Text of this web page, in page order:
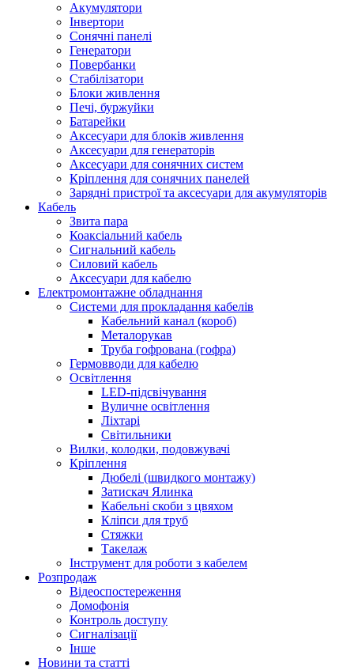
Акумулятори
Інвертори
Сонячні панелі
Генератори
Повербанки
Стабілізатори
Блоки живлення
Печі, буржуйки
Батарейки
Аксесуари для блоків живлення
Аксесуари для генераторів
Аксесуари для сонячних систем
Кріплення для сонячних панелей
Зарядні пристрої та аксесуари для акумуляторів
Кабель
Звита пара
Коаксіальний кабель
Сигнальний кабель
Силовий кабель
Аксесуари для кабелю
Електромонтажне обладнання
Системи для прокладання кабелів
Кабельний канал (короб)
Металорукав
Труба гофрована (гофра)
Гермовводи для кабелю
Освітлення
LED-підсвічування
Вуличне освітлення
Ліхтарі
Світильники
Вилки, колодки, подовжувачі
Кріплення
Дюбелі (швидкого монтажу)
Затискач Ялинка
Кабельні скоби з цвяхом
Кліпси для труб
Стяжки
Такелаж
Інструмент для роботи з кабелем
Розпродаж
Відеоспостереження
Домофонія
Контроль доступу
Сигналізації
Інше
Новини та статті